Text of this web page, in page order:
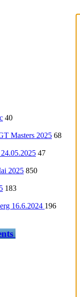
40
Masters 2025 68
47
2025 850
183
16.6.2024 196